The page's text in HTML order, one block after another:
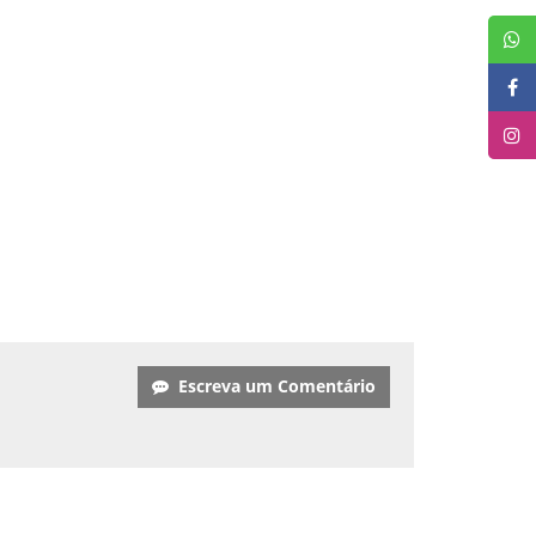
Escreva um Comentário